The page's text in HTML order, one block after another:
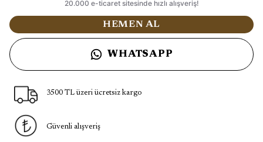
HEMEN AL
WHATSAPP
3500 TL üzeri ücretsiz kargo
Güvenli alışveriş